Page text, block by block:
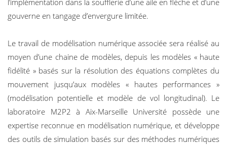
l’implémentation dans la soufflerie d’une aile en flèche et d’une
gouverne en tangage d’envergure limitée.
Le travail de modélisation numérique associée sera réalisé au
moyen d’une chaine de modèles, depuis les modèles « haute
fidélité » basés sur la résolution des équations complètes du
mouvement jusqu’aux modèles « hautes performances »
(modélisation potentielle et modèle de vol longitudinal). Le
laboratoire M2P2 à Aix-Marseille Université possède une
expertise reconnue en modélisation numérique, et développe
des outils de simulation basés sur des méthodes numériques